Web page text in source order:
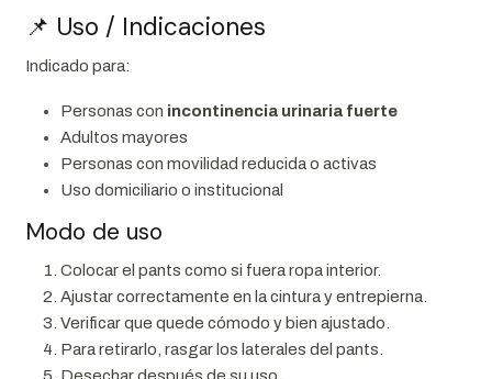
📌 Uso / Indicaciones
Indicado para:
Personas con incontinencia urinaria fuerte
Adultos mayores
Personas con movilidad reducida o activas
Uso domiciliario o institucional
Modo de uso
Colocar el pants como si fuera ropa interior.
Ajustar correctamente en la cintura y entrepierna.
Verificar que quede cómodo y bien ajustado.
Para retirarlo, rasgar los laterales del pants.
Desechar después de su uso.